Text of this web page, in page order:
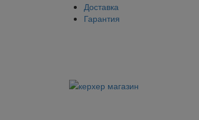
Доставка
Гарантия